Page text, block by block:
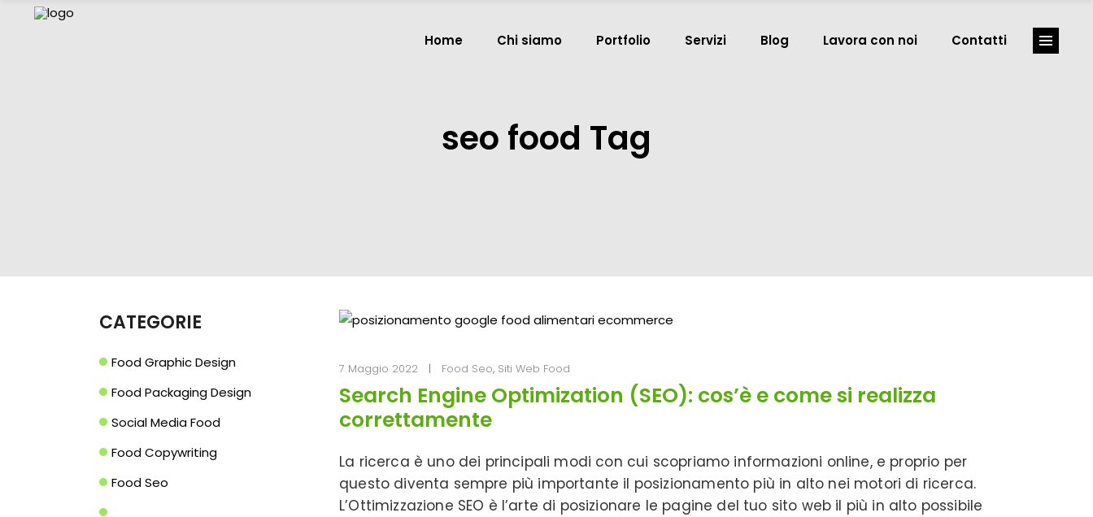
Home Chi siamo Portfolio Servizi Blog Lavora con noi Contatti
seo food Tag
7 Maggio 2022 Food Seo, Siti Web Food
Search Engine Optimization (SEO): cos’è e come si realizza
correttamente
La ricerca è uno dei principali modi con cui scopriamo informazioni online, e proprio per
questo diventa sempre più importante il posizionamento più in alto nei motori di ricerca.
L’Ottimizzazione SEO è l’arte di posizionare le pagine del tuo sito web il più in alto possibile
CATEGORIE
Food Graphic Design
Food Packaging Design
Social Media Food
Food Copywriting
Food Seo